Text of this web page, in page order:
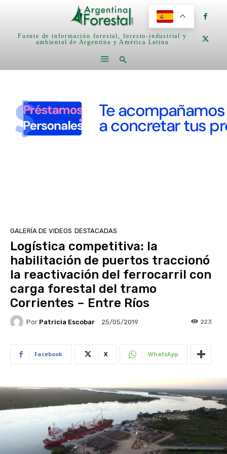
Fuente de información forestal, foresto-industrial y
ambiental de Argentina y América Latina
GALERÍA DE VIDEOS DESTACADAS
Logística competitiva: la
habilitación de puertos traccionó
la reactivación del ferrocarril con
carga forestal del tramo
Corrientes – Entre Ríos
Por Patricia Escobar 25/05/2019 223
Facebook X WhatsApp